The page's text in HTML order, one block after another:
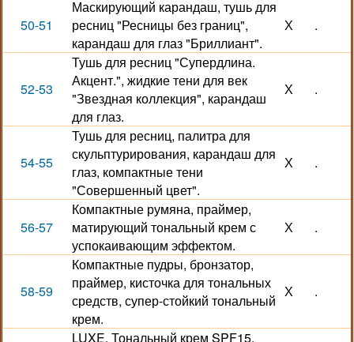
50-51
Маскирующий карандаш, тушь для
ресниц "Ресницы без границ",
карандаш для глаз "Бриллиант".
Х .
52-53
Тушь для ресниц "Супердлина.
Акцент.", жидкие тени для век
"Звездная коллекция", карандаш
для глаз.
Х .
54-55
Тушь для ресниц, палитра для
скульптурирования, карандаш для
глаз, компактные тени
"Совершенный цвет".
Х .
56-57
Компактные румяна, праймер,
матирующий тональный крем с
успокаивающим эффектом.
Х .
58-59
Компактные пудры, бронзатор,
праймер, кисточка для тональных
средств, супер-стойкий тональный
крем.
Х .
LUXE. Тональный крем SPF15,